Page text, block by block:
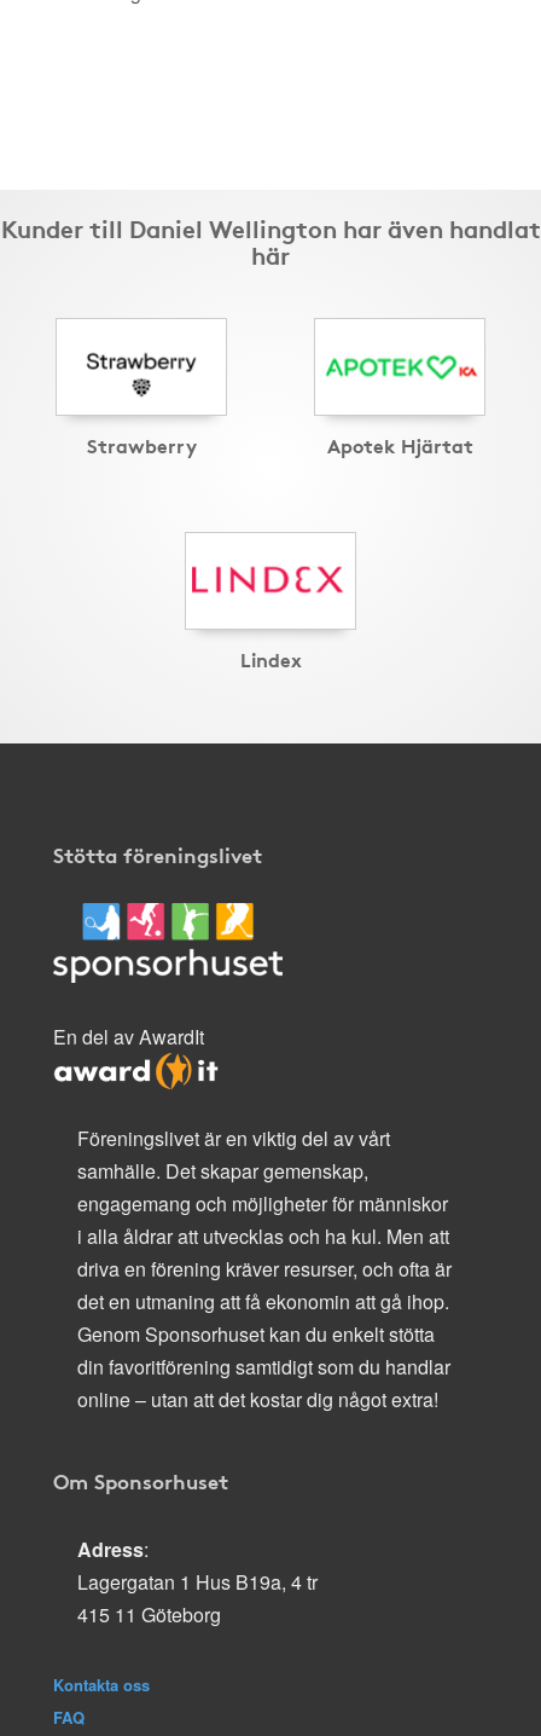
Kunder till Daniel Wellington har även handlat
här
Strawberry Apotek Hjärtat
Lindex
Stötta föreningslivet
En del av AwardIt
Föreningslivet är en viktig del av vårt
samhälle. Det skapar gemenskap,
engagemang och möjligheter för människor
i alla åldrar att utvecklas och ha kul. Men att
driva en förening kräver resurser, och ofta är
det en utmaning att få ekonomin att gå ihop.
Genom Sponsorhuset kan du enkelt stötta
din favoritförening samtidigt som du handlar
online – utan att det kostar dig något extra!
Om Sponsorhuset
Adress:
Lagergatan 1 Hus B19a, 4 tr
415 11 Göteborg
Kontakta oss
FAQ